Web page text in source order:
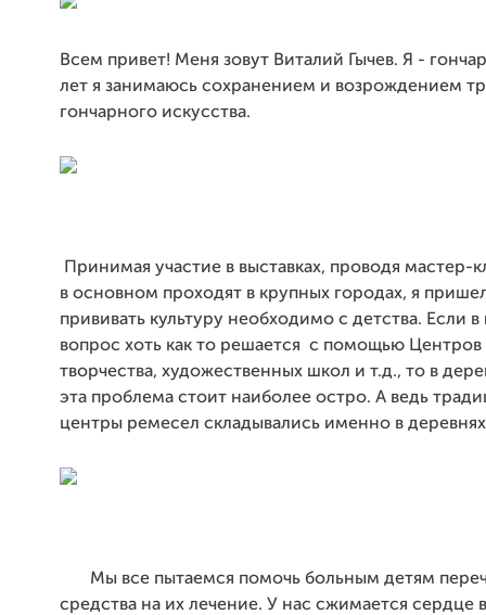
Всем привет! Меня зовут Виталий Гычев. Я -
лет я занимаюсь сохранением и возрождением
гончарного искусства.
Принимая участие в выставках, проводя мастер-
в основном проходят в крупных городах, я
прививать культуру необходимо с детства. Если в
вопрос хоть как то решается с помощью Центров
творчества, художественных школ и т.д., то в
эта проблема стоит наиболее остро. А ведь
центры ремесел складывались именно в
Мы все пытаемся помочь больным детям
средства на их лечение. У нас сжимается сердце